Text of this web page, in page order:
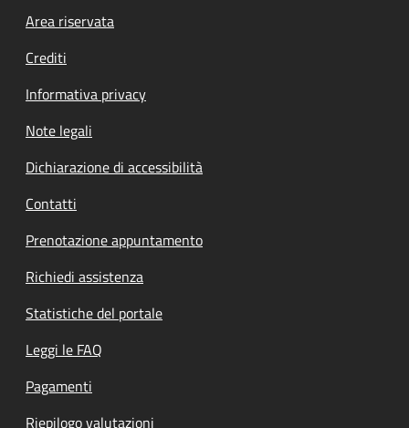
Footer menu
Area riservata
Crediti
Informativa privacy
Note legali
Dichiarazione di accessibilità
Contatti
Prenotazione appuntamento
Richiedi assistenza
Statistiche del portale
Leggi le FAQ
Pagamenti
Riepilogo valutazioni